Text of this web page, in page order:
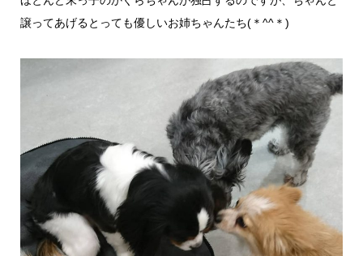
譲ってあげるとっても優しいお姉ちゃんたち(＊^^＊)